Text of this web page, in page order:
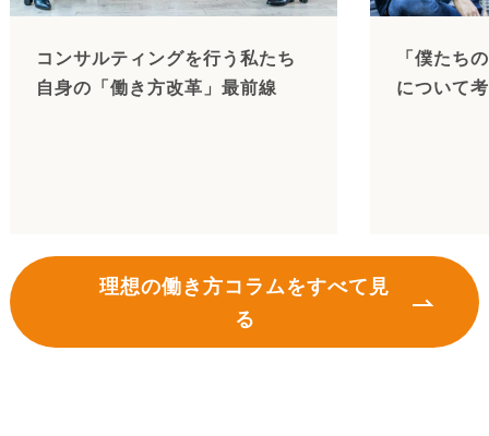
コンサルティングを行う私たち
自身の「働き方改革」最前線
「僕たち
について
理想の働き方コラムをすべて見
る